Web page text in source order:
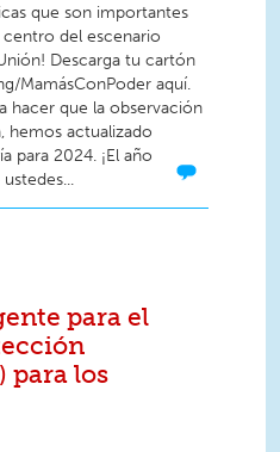
que son importantes
del escenario
Descarga tu cartón
MamásConPoder aquí.
hacer que la observación
hemos actualizado
para 2024. ¡El año
para el
para los